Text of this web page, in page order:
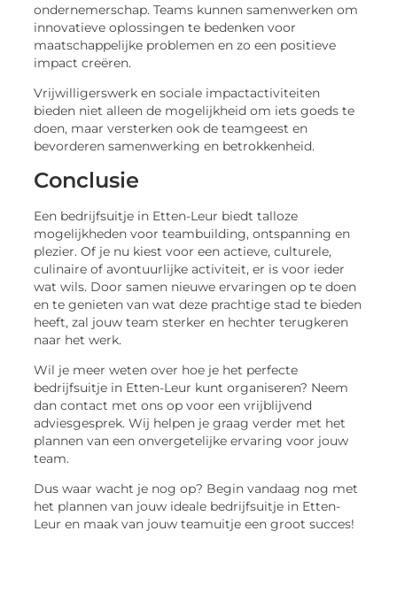
ondernemerschap. Teams kunnen samenwerken om
innovatieve oplossingen te bedenken voor
maatschappelijke problemen en zo een positieve
impact creëren.
Vrijwilligerswerk en sociale impactactiviteiten
bieden niet alleen de mogelijkheid om iets goeds te
doen, maar versterken ook de teamgeest en
bevorderen samenwerking en betrokkenheid.
Conclusie
Een bedrijfsuitje in Etten-Leur biedt talloze
mogelijkheden voor teambuilding, ontspanning en
plezier. Of je nu kiest voor een actieve, culturele,
culinaire of avontuurlijke activiteit, er is voor ieder
wat wils. Door samen nieuwe ervaringen op te doen
en te genieten van wat deze prachtige stad te bieden
heeft, zal jouw team sterker en hechter terugkeren
naar het werk.
Wil je meer weten over hoe je het perfecte
bedrijfsuitje in Etten-Leur kunt organiseren? Neem
dan contact met ons op voor een vrijblijvend
adviesgesprek. Wij helpen je graag verder met het
plannen van een onvergetelijke ervaring voor jouw
team.
Dus waar wacht je nog op? Begin vandaag nog met
het plannen van jouw ideale bedrijfsuitje in Etten-
Leur en maak van jouw teamuitje een groot succes!